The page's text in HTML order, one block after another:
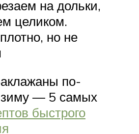
на дольки,
целиком.
но не
по-
зиму — 5 самых
быстрого